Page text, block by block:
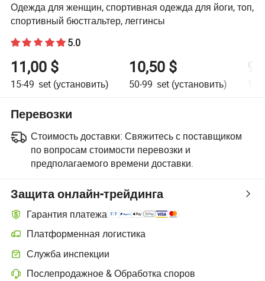
Одежда для женщин, спортивная одежда для йоги, топ,
спортивный бюстгальтер, леггинсы
5.0
11,00 $
15-49 set (установить)
10,50 $
50-99 set (установить)
Перевозки
Стоимость доставки: Свяжитесь с поставщиком
по вопросам стоимости перевозки и
предполагаемого времени доставки.
Защита онлайн-трейдинга
Гарантия платежа
Платформенная логистика
Служба инспекции
Послепродажное & Обработка споров